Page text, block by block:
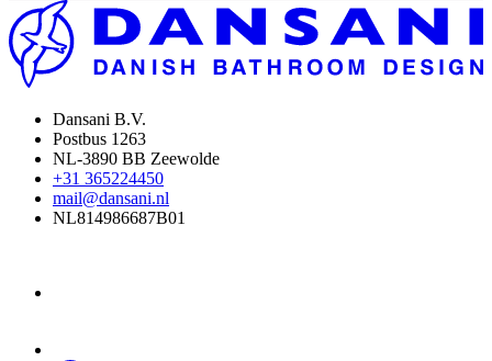
Dansani B.V.
Postbus 1263
NL-3890 BB Zeewolde
+31 365224450
mail@dansani.nl
NL814986687B01